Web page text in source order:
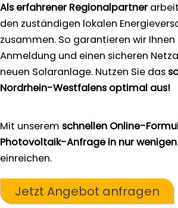
Als erfahrener Regionalpartner
den zuständigen lokalen
zusammen. So garantieren wir
Anmeldung und einen sicheren
neuen Solaranlage. Nutzen Sie das
Nordrhein-Westfalens optimal aus!
Mit unserem schnellen Online-
Photovoltaik-Anfrage in nur
einreichen.
Jetzt Angebot anfragen